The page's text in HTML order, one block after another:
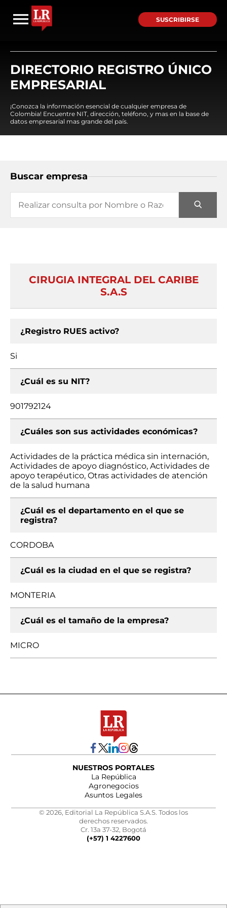
SUSCRIBIRSE
DIRECTORIO REGISTRO ÚNICO
EMPRESARIAL
¡Conozca la información esencial de cualquier empresa de
Colombia! Encuentre NIT, dirección, teléfono, y mas en la base de
datos empresarial mas grande del país.
Buscar empresa
CIRUGIA INTEGRAL DEL CARIBE
S.A.S
¿Registro RUES activo?
Si
¿Cuál es su NIT?
901792124
¿Cuáles son sus actividades económicas?
Actividades de la práctica médica sin internación,
Actividades de apoyo diagnóstico, Actividades de
apoyo terapéutico, Otras actividades de atención
de la salud humana
¿Cuál es el departamento en el que se
registra?
CORDOBA
¿Cuál es la ciudad en el que se registra?
MONTERIA
¿Cuál es el tamaño de la empresa?
MICRO
NUESTROS PORTALES
La República
Agronegocios
Asuntos Legales
© 2026, Editorial La República S.A.S. Todos los
derechos reservados.
Cr. 13a 37-32, Bogotá
(+57) 1 4227600